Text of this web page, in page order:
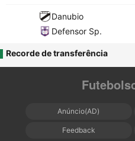
Danubio
Defensor Sp.
Recorde de transferência
Anúncio(AD)
Feedback